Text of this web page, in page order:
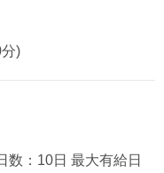
)
数：10日 最大有給日